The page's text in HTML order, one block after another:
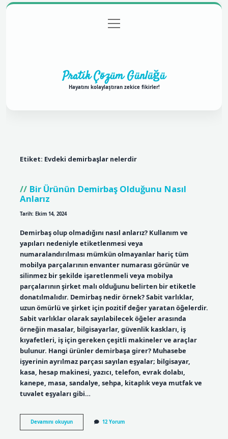
Gizlilik Politikası
menüyü
aç
Pratik Çözüm Günlüğü
Hayatını kolaylaştıran zekice fikirler!
Etiket: Evdeki demirbaşlar nelerdir
Bir Ürünün Demirbaş Olduğunu Nasıl
Anlarız
Tarih: Ekim 14, 2024
Demirbaş olup olmadığını nasıl anlarız? Kullanım ve
yapıları nedeniyle etiketlenmesi veya
numaralandırılması mümkün olmayanlar hariç tüm
mobilya parçalarının envanter numarası görünür ve
silinmez bir şekilde işaretlenmeli veya mobilya
parçalarının şirket malı olduğunu belirten bir etiketle
donatılmalıdır. Demirbaş nedir örnek? Sabit varlıklar,
uzun ömürlü ve şirket için pozitif değer yaratan öğelerdir.
Sabit varlıklar olarak sayılabilecek öğeler arasında
örneğin masalar, bilgisayarlar, güvenlik kaskları, iş
kıyafetleri, iş için gereken çeşitli makineler ve araçlar
bulunur. Hangi ürünler demirbaşa girer? Muhasebe
işyerinin ayrılmaz parçası sayılan eşyalar; bilgisayar,
kasa, hesap makinesi, yazıcı, telefon, evrak dolabı,
kanepe, masa, sandalye, sehpa, kitaplık veya mutfak ve
tuvalet eşyaları gibi…
Devamını okuyunBir
Ürünün
12 Yorum